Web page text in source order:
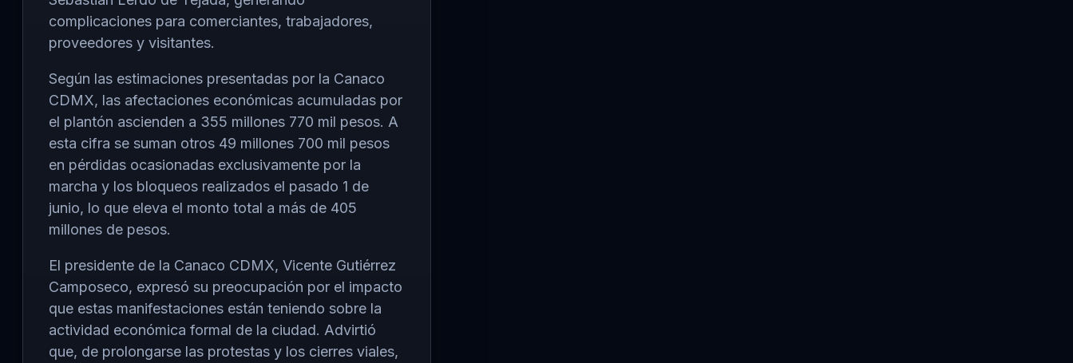
complicaciones para comerciantes, trabajadores,
proveedores y visitantes.
Según las estimaciones presentadas por la Canaco
CDMX, las afectaciones económicas acumuladas por
el plantón ascienden a 355 millones 770 mil pesos. A
esta cifra se suman otros 49 millones 700 mil pesos
en pérdidas ocasionadas exclusivamente por la
marcha y los bloqueos realizados el pasado 1 de
junio, lo que eleva el monto total a más de 405
millones de pesos.
El presidente de la Canaco CDMX, Vicente Gutiérrez
Camposeco, expresó su preocupación por el impacto
que estas manifestaciones están teniendo sobre la
actividad económica formal de la ciudad. Advirtió
que, de prolongarse las protestas y los cierres viales,